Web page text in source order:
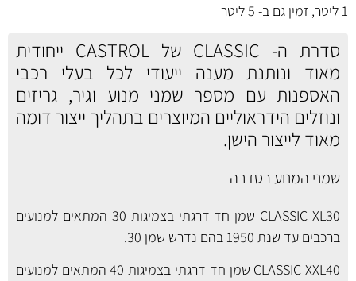
1 ליטר, זמין גם ב-
5 ליטר
סדרת ה- CLASSIC של CASTROL ייחודית
מאוד ונותנת מענה ייעודי לכל בעלי רכבי
האספנות עם מספר שמני מנוע וגיר, גריזים
ונוזלים הידראוליים המיוצרים בתהליך ייצור דומה
מאוד לייצור הישן.
שמני המנוע בסדרה
CLASSIC XL30 שמן חד-דרגתי בצמיגות 30 המתאים למנועים
ברכבים עד שנת 1950 בהם נדרש שמן 30.
CLASSIC XXL40 שמן חד-דרגתי בצמיגות 40 המתאים למנועים